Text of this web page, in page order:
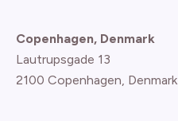
Copenhagen, Denmark
Lautrupsgade 13
2100 Copenhagen, Denmark